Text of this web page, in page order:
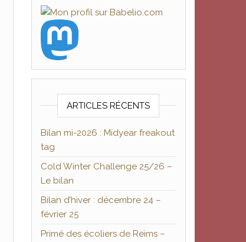
ARTICLES RÉCENTS
Bilan mi-2026 : Midyear freakout
tag
Cold Winter Challenge 25/26 –
Le bilan
Bilan d’hiver : décembre 24 –
février 25
Primé des écoliers de Reims –